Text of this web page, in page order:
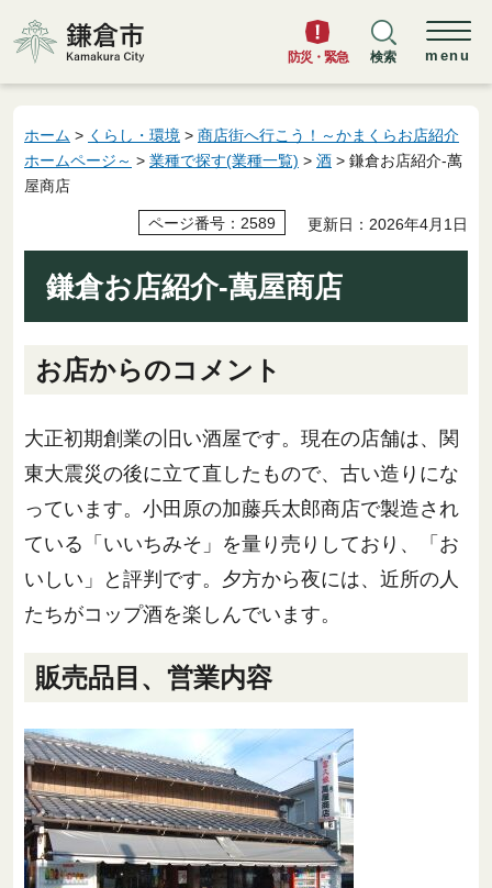
鎌倉市
防災・緊急 検索 menu
ホーム > くらし・環境 > 商店街へ行こう！～かまくらお店紹介
ホームページ～ > 業種で探す(業種一覧) > 酒 > 鎌倉お店紹介-萬
屋商店
ページ番号：2589 更新日：2026年4月1日
鎌倉お店紹介-萬屋商店
お店からのコメント
大正初期創業の旧い酒屋です。現在の店舗は、関
東大震災の後に立て直したもので、古い造りにな
っています。小田原の加藤兵太郎商店で製造され
ている「いいちみそ」を量り売りしており、「お
いしい」と評判です。夕方から夜には、近所の人
たちがコップ酒を楽しんでいます。
販売品目、営業内容